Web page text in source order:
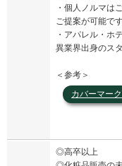
・個人ノルマは
ご提案が可能です
・アパレル・ホ
異業界出身のス
＜参考＞
カバーマー
◎高卒以上